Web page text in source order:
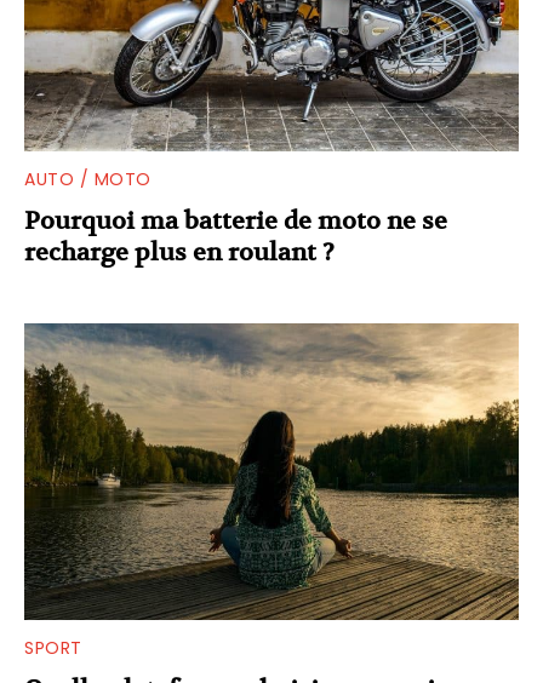
AUTO / MOTO
Pourquoi ma batterie de moto ne se
recharge plus en roulant ?
SPORT